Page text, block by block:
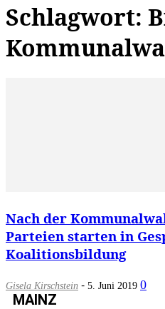
Schlagwort:
Nach der
Parteien starten in
Koalitionsbildung
Gisela Kirschstein - 5. Juni 2019 0
MAINZ